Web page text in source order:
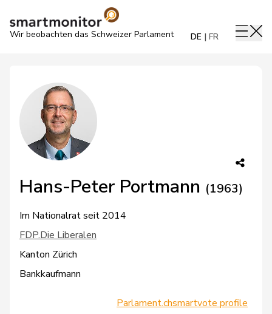
Wir beobachten das Schweizer Parlament DE FR
Hans-Peter Portmann (1963)
Im Nationalrat seit 2014
FDP.Die Liberalen
Kanton Zürich
Bankkaufmann
Parlament.chsmartvote profile